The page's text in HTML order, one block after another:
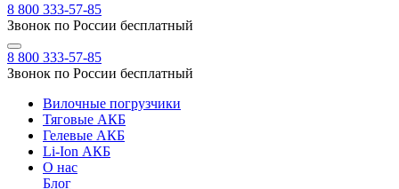
8 800 333-57-85
Звонок по России бесплатный
8 800 333-57-85
Звонок по России бесплатный
Вилочные погрузчики
Тяговые АКБ
Гелевые АКБ
Li-Ion АКБ
О нас
Блог